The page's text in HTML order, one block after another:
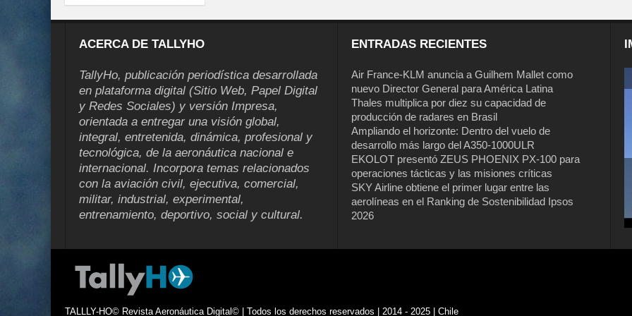
ACERCA DE TALLYHO
TallyHo, publicación periodística desarrollada
en plataforma digital (Sitio Web, Papel Digital
y Redes Sociales) y versión Impresa,
orientada a entregar una visión global,
integral, entretenida, dinámica, profesional y
tecnológica, de la aeronáutica nacional e
internacional. Incorpora temas relacionados
con la aviación civil, ejecutiva, comercial,
militar, industrial, experimental,
entrenamiento, deportivo, social y cultural.
ENTRADAS RECIENTES
Air France-KLM anuncia a Guilhem Mallet como
nuevo Director General para América Latina
Thales multiplica por diez su capacidad de
producción de radares en Brasil
Ampliando el horizonte: Dentro del vuelo de
desarrollo más largo del A350-1000ULR
EKOLOT presentó ZEUS PHOENIX PX-100 para
operaciones tácticas y las misiones críticas
SKY Airline obtiene el primer lugar entre las
aerolíneas en el Ranking de Sostenibilidad Ipsos
2026
Air France-KLM anuncia a Guilhem
Mallet como nuevo Director General
para América Latina
TALLLY-HO© Revista Aeronáutica Digital© | Todos los derechos reservados | 2014 - 2025 | Chile